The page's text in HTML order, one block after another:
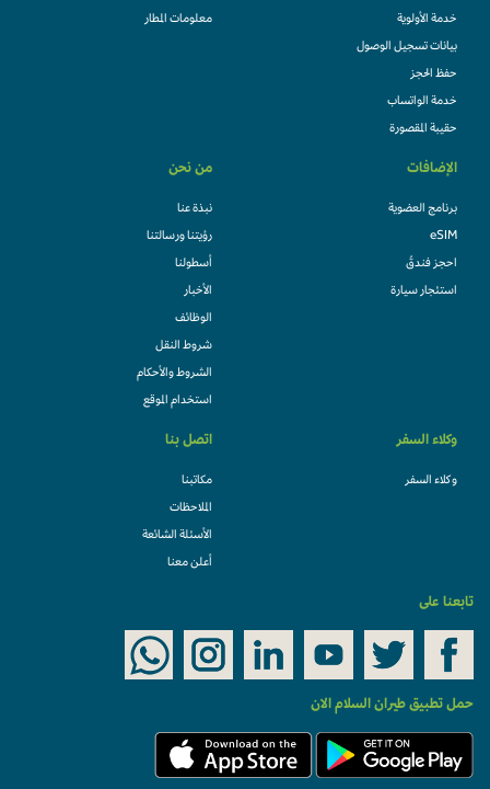
خدمة الأولوية
بيانات تسجيل الوصول
حفظ الحجز
خدمة الواتساب
حقيبة المقصورة
معلومات المطار
الإضافات
برنامج العضوية
eSIM
احجز فندقً
استئجار سيارة
من نحن
نبذة عنا
رؤيتنا ورسالتنا
أسطولنا
الأخبار
الوظائف
شروط النقل
الشروط والأحكام
استخدام الموقع
وكلاء السفر
وكلاء السفر
اتصل بنا
مكاتبنا
الملاحظات
الأسئلة الشائعة
أعلن معنا
تابعنا على
حمل تطبيق طيران السلام الان